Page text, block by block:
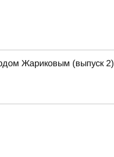
Жариковым (выпуск 2)